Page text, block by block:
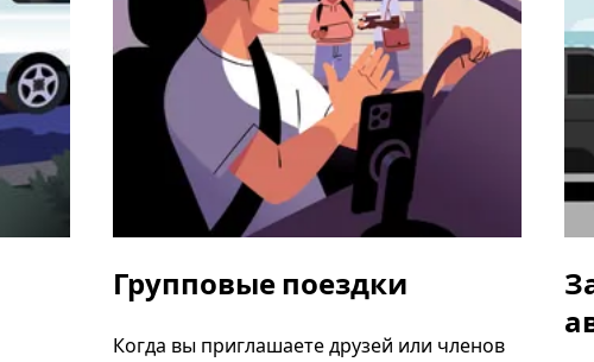
Групповые поездки
Когда вы приглашаете друзей или членов